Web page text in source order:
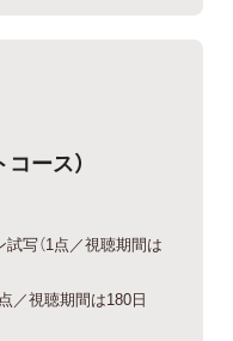
ース）
写（1点／視聴期間は
／視聴期間は180日